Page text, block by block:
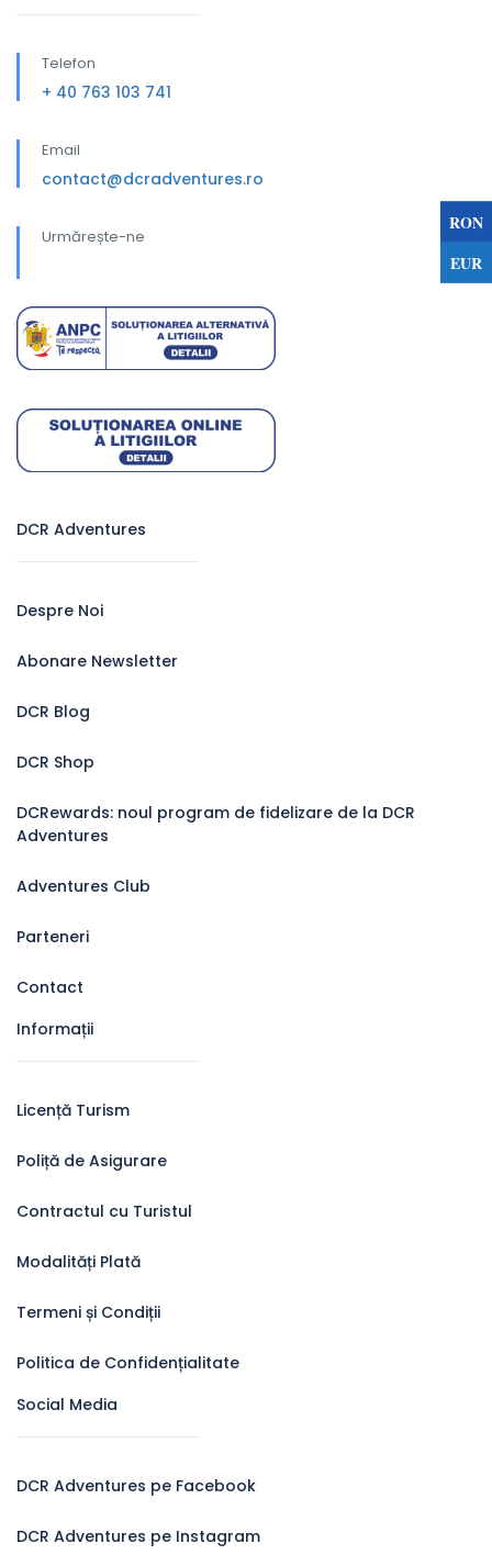
Telefon
+ 40 763 103 741
Email
contact@dcradventures.ro
Urmărește-ne
DCR Adventures
Despre Noi
Abonare Newsletter
DCR Blog
DCR Shop
DCRewards: noul program de fidelizare de la DCR
Adventures
Adventures Club
Parteneri
Contact
Informații
Licență Turism
Poliță de Asigurare
Contractul cu Turistul
Modalități Plată
Termeni și Condiții
Politica de Confidențialitate
Social Media
DCR Adventures pe Facebook
DCR Adventures pe Instagram
RON
EUR